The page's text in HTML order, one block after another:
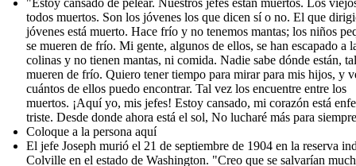
todos muertos. Son los jóvenes los que dicen sí o no. El que
jóvenes está muerto. Hace frío y no tenemos mantas; los niños
se mueren de frío. Mi gente, algunos de ellos, se han escapado a
colinas y no tienen mantas, ni comida. Nadie sabe dónde están,
mueren de frío. Quiero tener tiempo para mirar para mis hijos, y
cuántos de ellos puedo encontrar. Tal vez los encuentre entre los
muertos. ¡Aquí yo, mis jefes! Estoy cansado, mi corazón está
triste. Desde donde ahora está el sol, No lucharé más para
Coloque a la persona aquí
El jefe Joseph murió el 21 de septiembre de 1904 en la reserva
Colville en el estado de Washington. "Creo que se salvarían